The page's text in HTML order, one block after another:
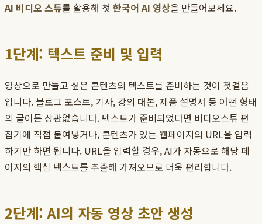
AI 비디오 스튜를 활용해 첫 한국어 AI 영상을 만들어보세요.
1단계: 텍스트 준비 및 입력
영상으로 만들고 싶은 콘텐츠의 텍스트를 준비하는 것이 첫걸음
입니다. 블로그 포스트, 기사, 강의 대본, 제품 설명서 등 어떤 형태
의 글이든 상관없습니다. 텍스트가 준비되었다면 비디오스튜 편
집기에 직접 붙여넣거나, 콘텐츠가 있는 웹페이지의 URL을 입력
하기만 하면 됩니다. URL을 입력할 경우, AI가 자동으로 해당 페
이지의 핵심 텍스트를 추출해 가져오므로 더욱 편리합니다.
2단계: AI의 자동 영상 초안 생성